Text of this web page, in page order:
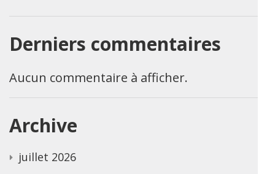
Derniers commentaires
Aucun commentaire à afficher.
Archive
juillet 2026